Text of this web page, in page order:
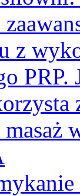
z
PRP.